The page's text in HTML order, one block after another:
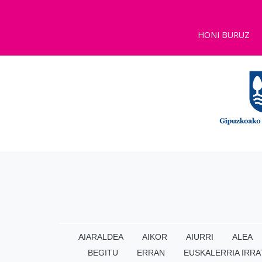
HONI BURUZ
AIARALDEA AIKOR AIURRI ALEA
BEGITU
ERRAN EUSKALERRIA